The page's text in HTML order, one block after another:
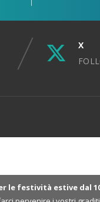
X
le festività estive dal